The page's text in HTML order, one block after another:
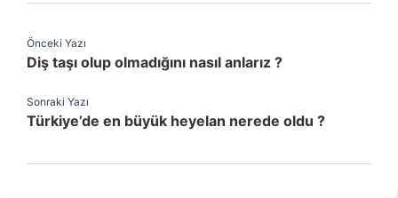
Önceki Yazı
Diş taşı olup olmadığını nasıl anlarız ?
Sonraki Yazı
Türkiye’de en büyük heyelan nerede oldu ?